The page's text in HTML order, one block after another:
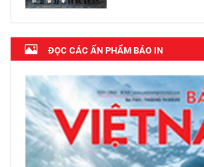
ĐỌC CÁC ẤN PHẨM BÁO IN